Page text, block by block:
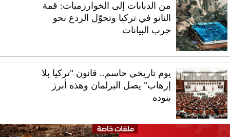
من الدبابات إلى الخوارزميات: قمة
الناتو في تركيا وتحوّل الردع نحو
حرب البيانات
يوم تاريخي حاسم.. قانون "تركيا بلا
إرهاب" يصل البرلمان وهذه أبرز
بنوده